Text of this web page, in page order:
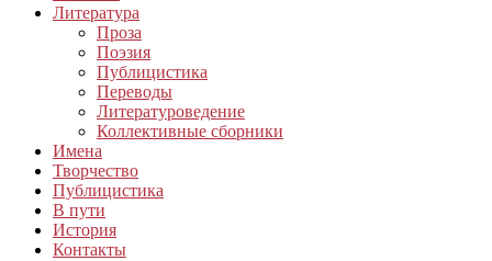
Литература
Проза
Поэзия
Публицистика
Переводы
Литературоведение
Коллективные сборники
Имена
Творчество
Публицистика
В пути
История
Контакты